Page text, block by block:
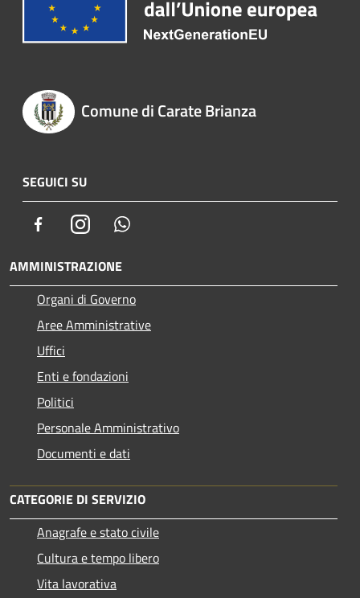
Comune di Carate Brianza
SEGUICI SU
FacebookInstagram
AMMINISTRAZIONE
Organi di Governo
Aree Amministrative
Uffici
Enti e fondazioni
Politici
Personale Amministrativo
Documenti e dati
CATEGORIE DI SERVIZIO
Anagrafe e stato civile
Cultura e tempo libero
Vita lavorativa